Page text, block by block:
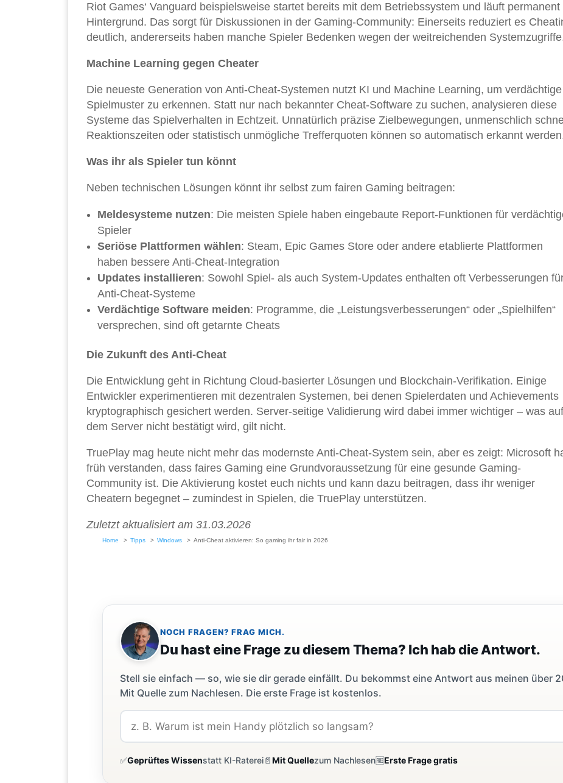
Riot Games‘ Vanguard beispielsweise startet bereits mit dem Betriebssystem und läuft permanent
Hintergrund. Das sorgt für Diskussionen in der Gaming-Community: Einerseits reduziert es
deutlich, andererseits haben manche Spieler Bedenken wegen der weitreichenden
Machine Learning gegen Cheater
Die neueste Generation von Anti-Cheat-Systemen nutzt KI und Machine Learning, um verdächtige
Spielmuster zu erkennen. Statt nur nach bekannter Cheat-Software zu suchen, analysieren diese
Systeme das Spielverhalten in Echtzeit. Unnatürlich präzise Zielbewegungen, unmenschlich
Reaktionszeiten oder statistisch unmögliche Trefferquoten können so automatisch erkannt
Was ihr als Spieler tun könnt
Neben technischen Lösungen könnt ihr selbst zum fairen Gaming beitragen:
Meldesysteme nutzen: Die meisten Spiele haben eingebaute Report-Funktionen für
Spieler
Seriöse Plattformen wählen: Steam, Epic Games Store oder andere etablierte Plattformen
haben bessere Anti-Cheat-Integration
Updates installieren: Sowohl Spiel- als auch System-Updates enthalten oft Verbesserungen
Anti-Cheat-Systeme
Verdächtige Software meiden: Programme, die „Leistungsverbesserungen“ oder „Spielhilfen“
versprechen, sind oft getarnte Cheats
Die Zukunft des Anti-Cheat
Die Entwicklung geht in Richtung Cloud-basierter Lösungen und Blockchain-Verifikation. Einige
Entwickler experimentieren mit dezentralen Systemen, bei denen Spielerdaten und Achievements
kryptographisch gesichert werden. Server-seitige Validierung wird dabei immer wichtiger – was auf
dem Server nicht bestätigt wird, gilt nicht.
TruePlay mag heute nicht mehr das modernste Anti-Cheat-System sein, aber es zeigt: Microsoft
früh verstanden, dass faires Gaming eine Grundvoraussetzung für eine gesunde Gaming-
Community ist. Die Aktivierung kostet euch nichts und kann dazu beitragen, dass ihr weniger
Cheatern begegnet – zumindest in Spielen, die TruePlay unterstützen.
Zuletzt aktualisiert am 31.03.2026
Home Tipps Windows Anti-Cheat aktivieren: So gaming ihr fair in 2026
NOCH FRAGEN? FRAG MICH.
Du hast eine Frage zu diesem Thema? Ich hab die Antwort.
Stell sie einfach — so, wie sie dir gerade einfällt. Du bekommst eine Antwort aus meinen über
Mit Quelle zum Nachlesen. Die erste Frage ist kostenlos.
✅Geprüftes Wissenstatt KI-Raterei📄Mit Quellezum Nachlesen🆓Erste Frage gratis